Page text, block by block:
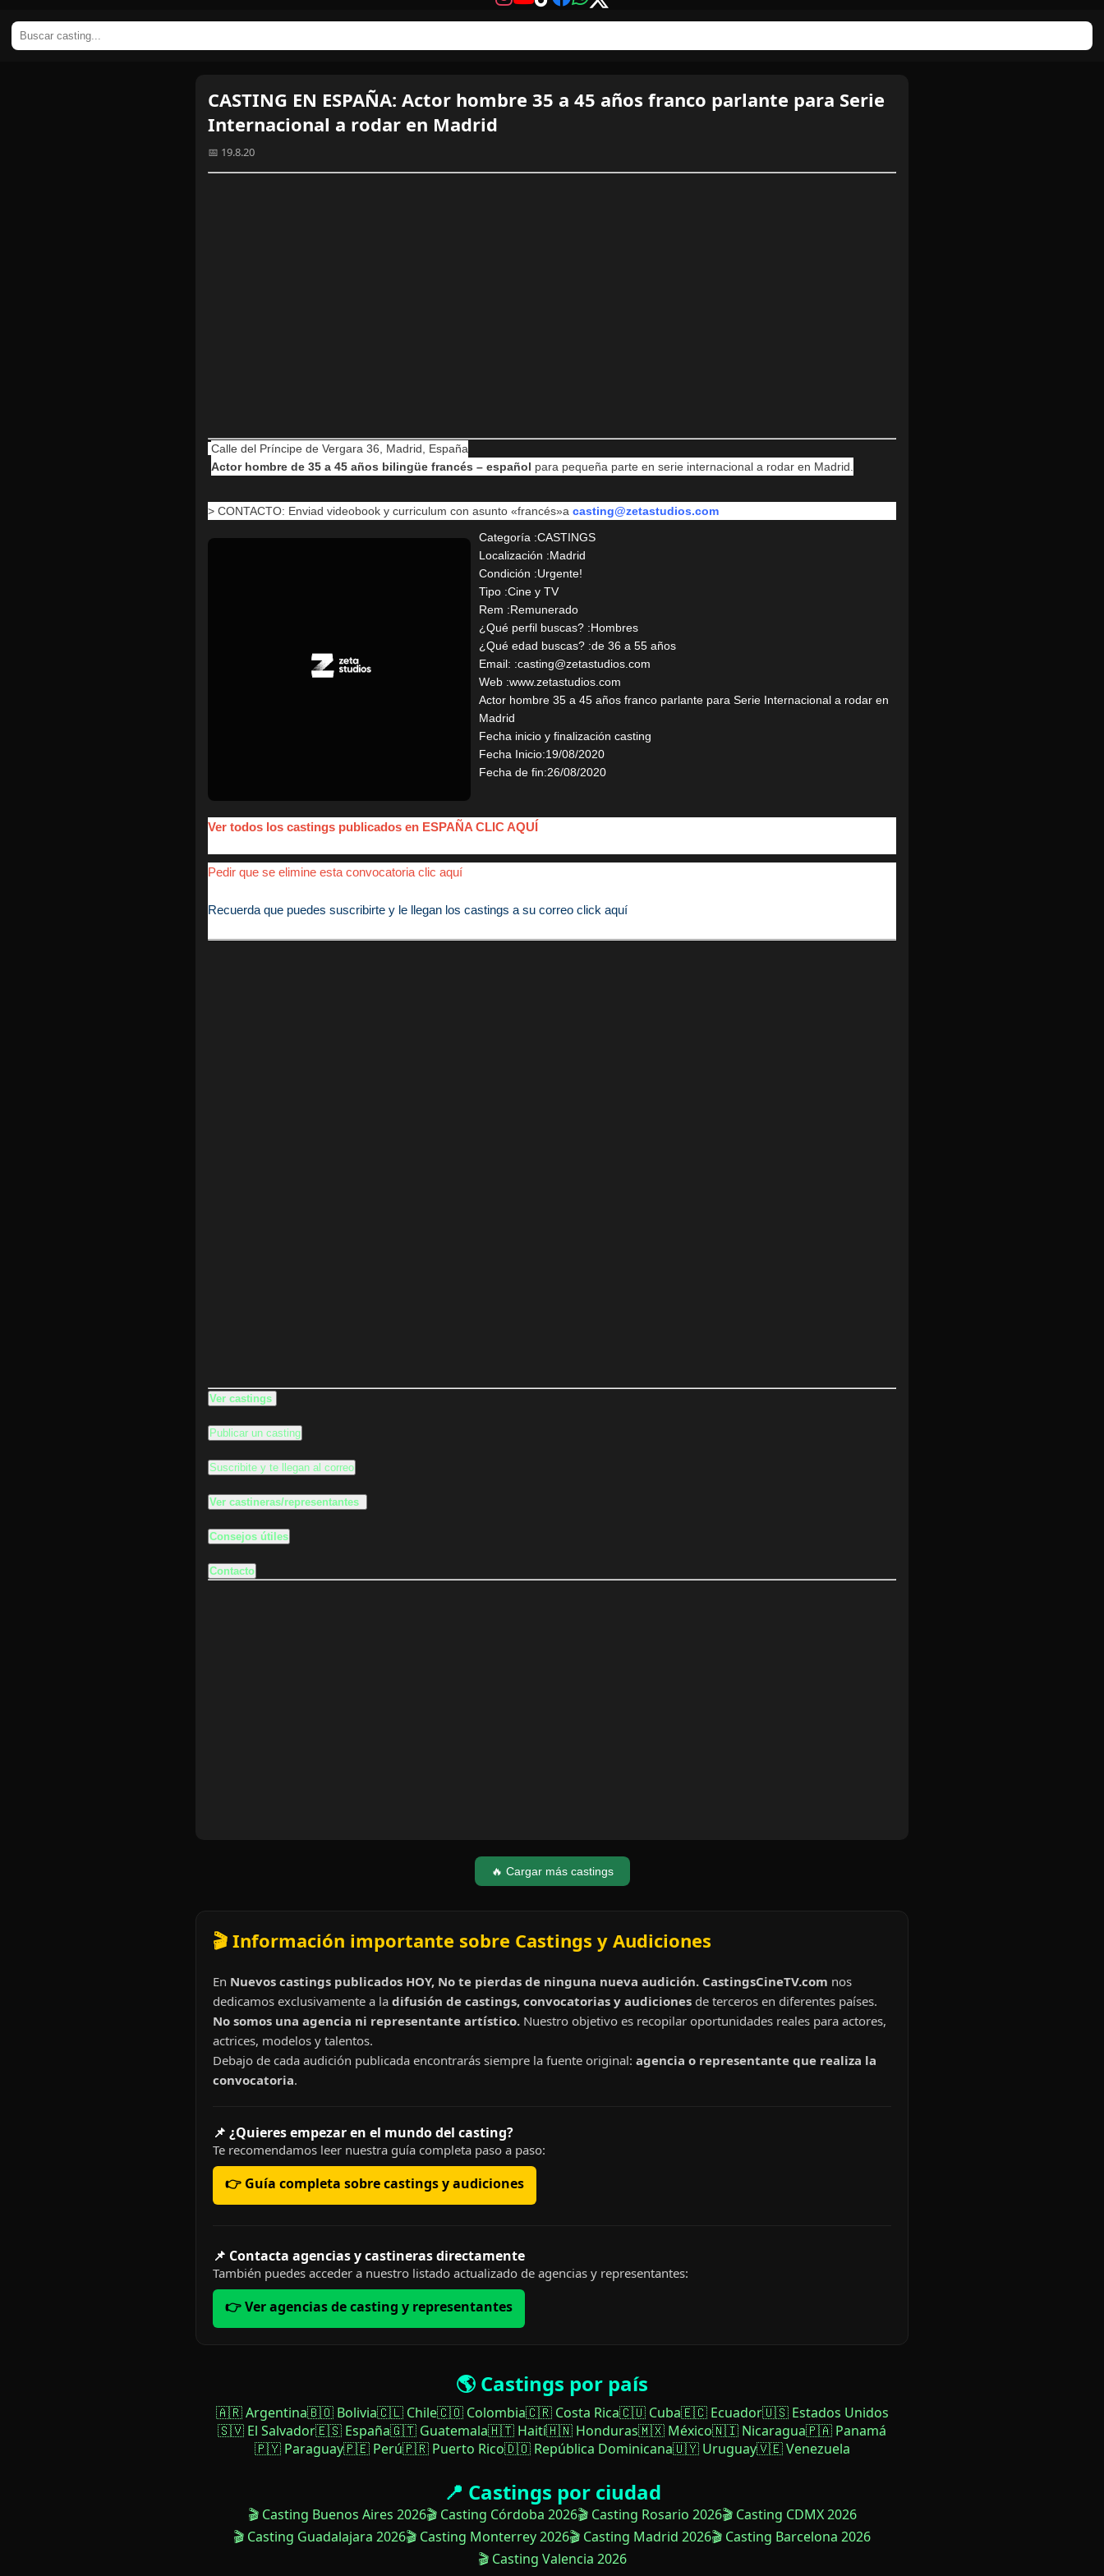
CASTING EN ESPAÑA: Actor hombre 35 a 45 años franco parlante para Serie
Internacional a rodar en Madrid
📅 19.8.20
Calle del Príncipe de Vergara 36, Madrid, España
Actor hombre de 35 a 45 años bilingüe francés – español para pequeña parte en serie internacional a rodar en Madrid.
> CONTACTO: Enviad videobook y curriculum con asunto «francés»a casting@zetastudios.com
Categoría :CASTINGS
Localización :Madrid
Condición :Urgente!
Tipo :Cine y TV
Rem :Remunerado
¿Qué perfil buscas? :Hombres
¿Qué edad buscas? :de 36 a 55 años
Email: :casting@zetastudios.com
Web :www.zetastudios.com
Actor hombre 35 a 45 años franco parlante para Serie Internacional a rodar en
Madrid
Fecha inicio y finalización casting
Fecha Inicio:19/08/2020
Fecha de fin:26/08/2020
Ver todos los castings publicados en ESPAÑA CLIC AQUÍ
Pedir que se elimine esta convocatoria clic aquí
Recuerda que puedes suscribirte y le llegan los castings a su correo click aquí
Ver castings
Publicar un casting
Suscribite y te llegan al correo
Ver castineras/representantes
Consejos útiles
Contacto
🔥 Cargar más castings
🎬 Información importante sobre Castings y Audiciones
En Nuevos castings publicados HOY, No te pierdas de ninguna nueva audición. CastingsCineTV.com nos
dedicamos exclusivamente a la difusión de castings, convocatorias y audiciones de terceros en diferentes países.
No somos una agencia ni representante artístico. Nuestro objetivo es recopilar oportunidades reales para actores,
actrices, modelos y talentos.
Debajo de cada audición publicada encontrarás siempre la fuente original: agencia o representante que realiza la
convocatoria.
📌 ¿Quieres empezar en el mundo del casting?
Te recomendamos leer nuestra guía completa paso a paso:
👉 Guía completa sobre castings y audiciones
📌 Contacta agencias y castineras directamente
También puedes acceder a nuestro listado actualizado de agencias y representantes:
👉 Ver agencias de casting y representantes
🌎 Castings por país
🇦🇷 Argentina🇧🇴 Bolivia🇨🇱 Chile🇨🇴 Colombia🇨🇷 Costa Rica🇨🇺 Cuba🇪🇨 Ecuador🇺🇸 Estados Unidos
🇸🇻 El Salvador🇪🇸 España🇬🇹 Guatemala🇭🇹 Haití🇭🇳 Honduras🇲🇽 México🇳🇮 Nicaragua🇵🇦 Panamá
🇵🇾 Paraguay🇵🇪 Perú🇵🇷 Puerto Rico🇩🇴 República Dominicana🇺🇾 Uruguay🇻🇪 Venezuela
📍 Castings por ciudad
🎬 Casting Buenos Aires 2026🎬 Casting Córdoba 2026🎬 Casting Rosario 2026🎬 Casting CDMX 2026
🎬 Casting Guadalajara 2026🎬 Casting Monterrey 2026🎬 Casting Madrid 2026🎬 Casting Barcelona 2026
🎬 Casting Valencia 2026